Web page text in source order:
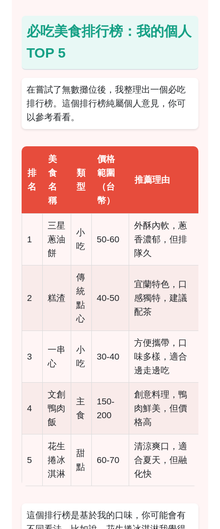
必吃美食排行榜：我的個人
TOP 5
在嘗試了無數攤位後，我整理出一個必吃
排行榜。這個排行榜純屬個人意見，你可
以參考看看。
排
名
美
食
名
稱
類
型
價格
範圍
（台
幣）
推薦理由
1
三星
蔥油
餅
小
吃
50-60
外酥內軟，蔥
香濃郁，但排
隊久
2 糕渣
傳
統
點
心
40-50
宜蘭特色，口
感獨特，建議
配茶
3
一串
心
小
吃
30-40
方便攜帶，口
味多樣，適合
邊走邊吃
4
文創
鴨肉
飯
主
食
150-
200
創意料理，鴨
肉鮮美，但價
格高
5
花生
捲冰
淇淋
甜
點
60-70
清涼爽口，適
合夏天，但融
化快
這個排行榜是基於我的口味，你可能會有